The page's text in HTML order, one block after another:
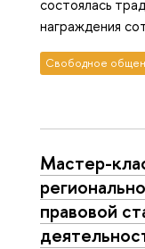
состоялась
награждения
Свободное
Мастер-
правовой